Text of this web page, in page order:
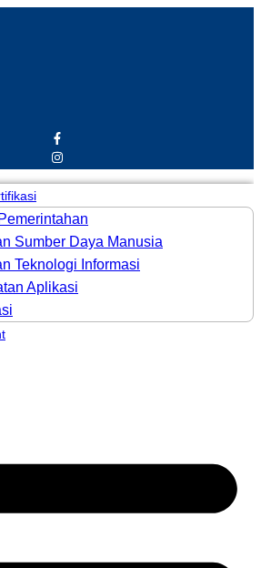
Sumber Daya Manusia
Teknologi Informasi
Aplikasi